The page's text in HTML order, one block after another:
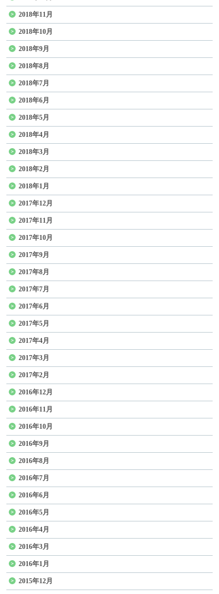
2018年11月
2018年10月
2018年9月
2018年8月
2018年7月
2018年6月
2018年5月
2018年4月
2018年3月
2018年2月
2018年1月
2017年12月
2017年11月
2017年10月
2017年9月
2017年8月
2017年7月
2017年6月
2017年5月
2017年4月
2017年3月
2017年2月
2016年12月
2016年11月
2016年10月
2016年9月
2016年8月
2016年7月
2016年6月
2016年5月
2016年4月
2016年3月
2016年1月
2015年12月